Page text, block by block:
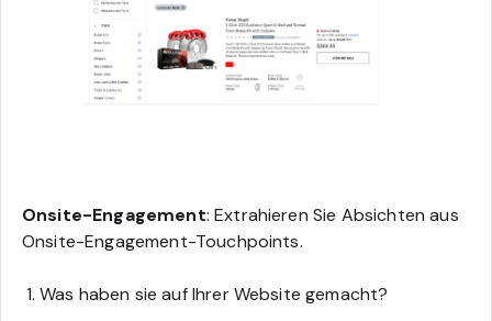
Onsite-Engagement: Extrahieren Sie Absichten aus
Onsite-Engagement-Touchpoints.
Was haben sie auf Ihrer Website gemacht?